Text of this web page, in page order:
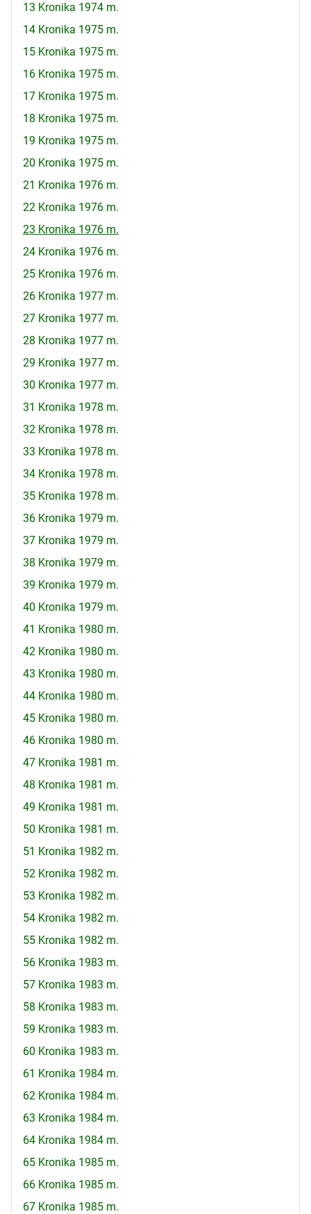
13 Kronika 1974 m.
14 Kronika 1975 m.
15 Kronika 1975 m.
16 Kronika 1975 m.
17 Kronika 1975 m.
18 Kronika 1975 m.
19 Kronika 1975 m.
20 Kronika 1975 m.
21 Kronika 1976 m.
22 Kronika 1976 m.
23 Kronika 1976 m.
24 Kronika 1976 m.
25 Kronika 1976 m.
26 Kronika 1977 m.
27 Kronika 1977 m.
28 Kronika 1977 m.
29 Kronika 1977 m.
30 Kronika 1977 m.
31 Kronika 1978 m.
32 Kronika 1978 m.
33 Kronika 1978 m.
34 Kronika 1978 m.
35 Kronika 1978 m.
36 Kronika 1979 m.
37 Kronika 1979 m.
38 Kronika 1979 m.
39 Kronika 1979 m.
40 Kronika 1979 m.
41 Kronika 1980 m.
42 Kronika 1980 m.
43 Kronika 1980 m.
44 Kronika 1980 m.
45 Kronika 1980 m.
46 Kronika 1980 m.
47 Kronika 1981 m.
48 Kronika 1981 m.
49 Kronika 1981 m.
50 Kronika 1981 m.
51 Kronika 1982 m.
52 Kronika 1982 m.
53 Kronika 1982 m.
54 Kronika 1982 m.
55 Kronika 1982 m.
56 Kronika 1983 m.
57 Kronika 1983 m.
58 Kronika 1983 m.
59 Kronika 1983 m.
60 Kronika 1983 m.
61 Kronika 1984 m.
62 Kronika 1984 m.
63 Kronika 1984 m.
64 Kronika 1984 m.
65 Kronika 1985 m.
66 Kronika 1985 m.
67 Kronika 1985 m.